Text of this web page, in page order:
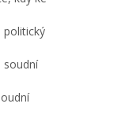
politický
soudní